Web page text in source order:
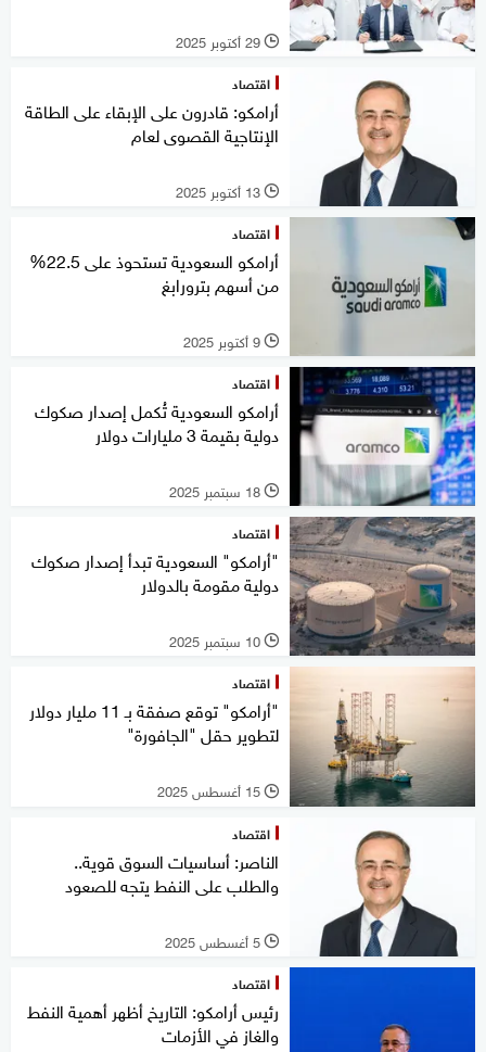
l 29 أكتوبر 2025
اقتصاد
أرامكو: قادرون على الإبقاء على الطاقة
الإنتاجية القصوى لعام
l 13 أكتوبر 2025
اقتصاد
أرامكو السعودية تستحوذ على 22.5%
من أسهم بترورابغ
l 9 أكتوبر 2025
اقتصاد
أرامكو السعودية تُكمل إصدار صكوك
دولية بقيمة 3 مليارات دولار
l 18 سبتمبر 2025
اقتصاد
"أرامكو" السعودية تبدأ إصدار صكوك
دولية مقومة بالدولار
l 10 سبتمبر 2025
اقتصاد
"أرامكو" توقع صفقة بـ 11 مليار دولار
لتطوير حقل "الجافورة"
l 15 أغسطس 2025
اقتصاد
الناصر: أساسيات السوق قوية..
والطلب على النفط يتجه للصعود
l 5 أغسطس 2025
اقتصاد
رئيس أرامكو: التاريخ أظهر أهمية النفط
والغاز في الأزمات